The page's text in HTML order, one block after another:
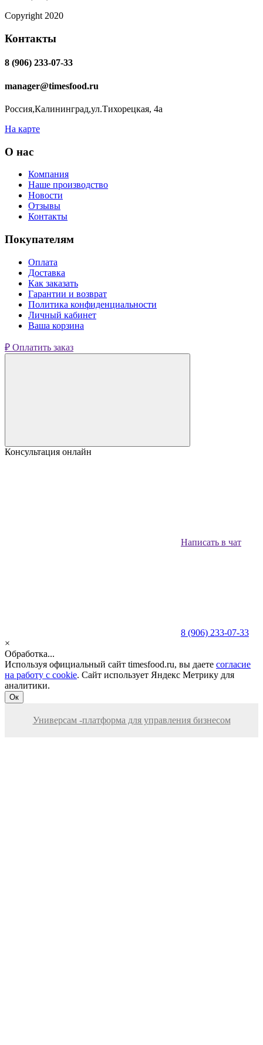
Copyright 2020
Контакты
8 (906) 233-07-33
manager@timesfood.ru
Россия,Калининград,ул.Тихорецкая, 4а
На карте
О нас
Компания
Наше производство
Новости
Отзывы
Контакты
Покупателям
Оплата
Доставка
Как заказать
Гарантии и возврат
Политика конфиденциальности
Личный кабинет
Ваша корзина
₽ Оплатить заказ
Консультация онлайн
Написать в чат
8 (906) 233-07-33
×
Обработка...
Используя официальный сайт timesfood.ru, вы даете согласие
на работу с cookie. Сайт использует Яндекс Метрику для
аналитики.
Ок
Универсам -платформа для управления бизнесом